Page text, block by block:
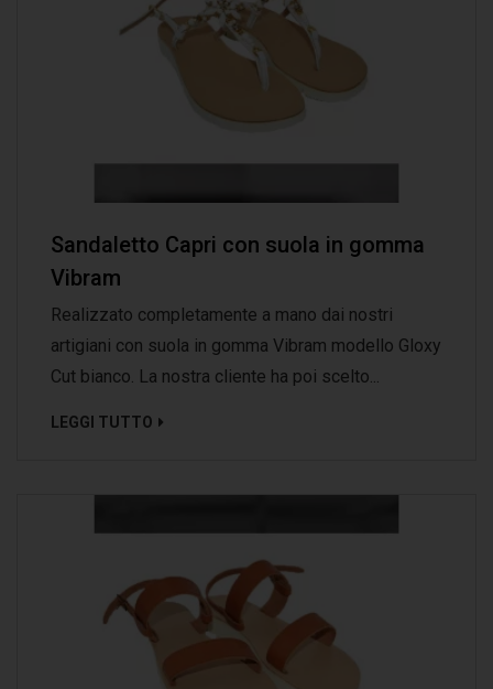
Sandaletto Capri con suola in gomma
Vibram
Realizzato completamente a mano dai nostri
artigiani con suola in gomma Vibram modello Gloxy
Cut bianco. La nostra cliente ha poi scelto...
LEGGI TUTTO